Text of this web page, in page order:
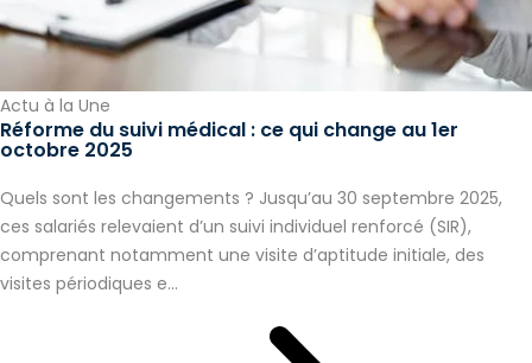
Actu à la Une
Réforme du suivi médical : ce qui change au 1er
octobre 2025
Quels sont les changements ? Jusqu’au 30 septembre 2025,
ces salariés relevaient d’un suivi individuel renforcé (SIR),
comprenant notamment une visite d’aptitude initiale, des
visites périodiques e...